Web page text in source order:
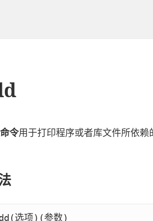
令用于打印程序或者库文件所依赖
选项)(参数)